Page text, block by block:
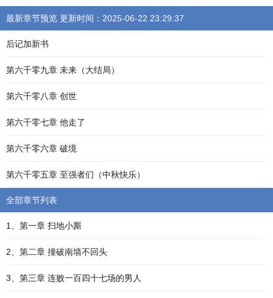
最新章节预览 更新时间：2025-06-22 23:29:37
后记加新书
第六千零九章 未来（大结局）
第六千零八章 创世
第六千零七章 他走了
第六千零六章 破境
第六千零五章 至强者们（中秋快乐）
全部章节列表
1、第一章 扫地小厮
2、第二章 撞破南墙不回头
3、第三章 连败一百四十七场的男人